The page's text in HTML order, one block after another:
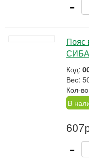
Пояс
Код:
Вес:
Кол-
В
-